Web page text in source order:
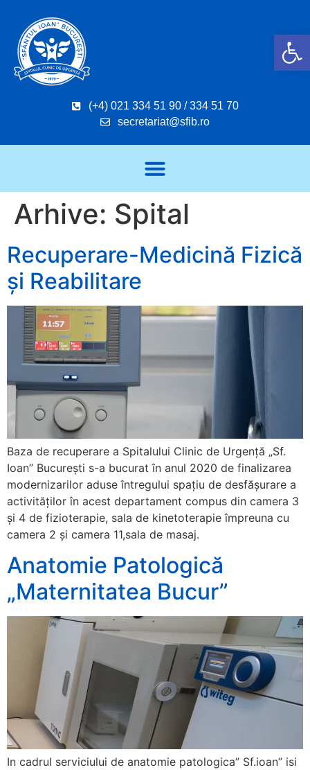
(+4) 021 334 51 90 / 334 51 70
secretariat@sfib.ro
Arhive: Spital
Recuperare-Medicină Fizică
și Reabilitare
Baza de recuperare a Spitalului Clinic de Urgență „Sf.
Ioan” București s-a bucurat în anul 2020 de finalizarea
modernizarilor aduse întregului spațiu de desfășurare a
activităților în acest departament compus din camera 3
și 4 de fizioterapie, sala de kinetoterapie împreuna cu
camera 2 și camera 11,sala de masaj.
Anatomie Patologică
„Maternitatea Bucur”
In cadrul serviciului de anatomie patologica” Sf.ioan” isi